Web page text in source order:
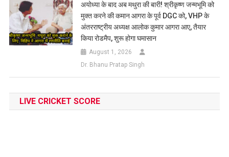
अयोध्या के बाद अब मथुरा की बारी! श्रीकृष्ण जन्मभूमि को
मुक्त करने की कमान आगरा के पूर्व DGC को, VHP के
अंतरराष्ट्रीय अध्यक्ष आलोक कुमार आगरा आए, तैयार
किया रोडमैप, शुरू होगा घमासान
August 1, 2026
Dr. Bhanu Pratap Singh
LIVE CRICKET SCORE